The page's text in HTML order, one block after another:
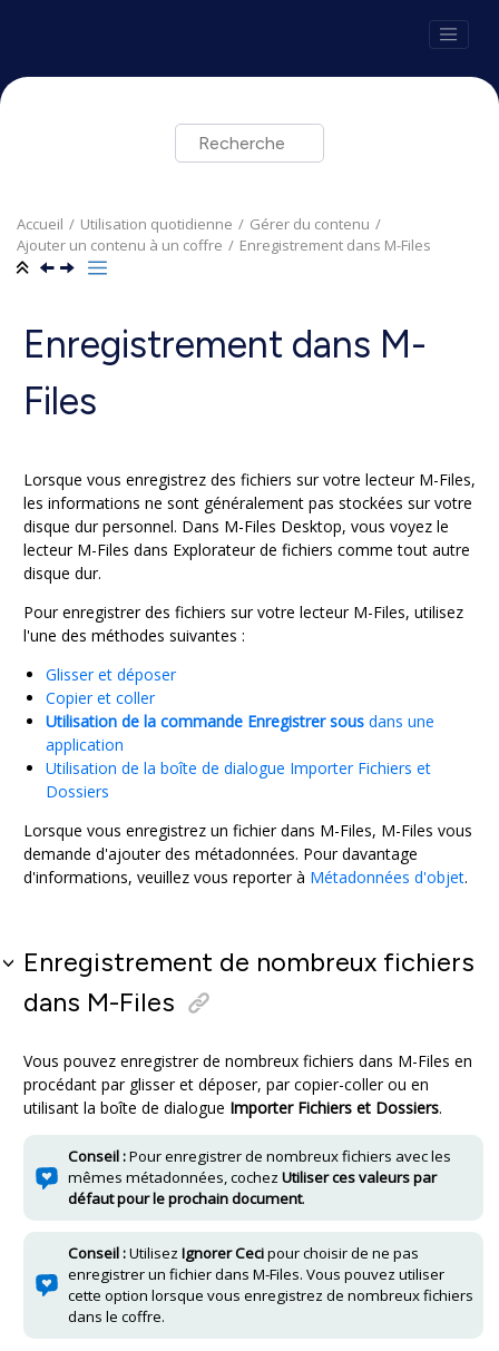
Accueil Utilisation quotidienne
Gérer du contenu
Ajouter un contenu à un coffre
Enregistrement dans M-Files
Enregistrement dans M-
Files
Lorsque vous enregistrez des fichiers sur votre lecteur M-Files,
les informations ne sont généralement pas stockées sur votre
disque dur personnel. Dans M-Files Desktop, vous voyez le
lecteur M-Files dans Explorateur de fichiers comme tout autre
disque dur.
Pour enregistrer des fichiers sur votre lecteur M-Files, utilisez
l'une des méthodes suivantes :
Glisser et déposer
Copier et coller
Utilisation de la commande Enregistrer sous dans une
application
Utilisation de la boîte de dialogue Importer Fichiers et
Dossiers
Lorsque vous enregistrez un fichier dans M-Files, M-Files vous
demande d'ajouter des métadonnées. Pour davantage
d'informations, veuillez vous reporter à Métadonnées d'objet.
Enregistrement de nombreux fichiers
dans M-Files
Vous pouvez enregistrer de nombreux fichiers dans M-Files en
procédant par glisser et déposer, par copier-coller ou en
utilisant la boîte de dialogue Importer Fichiers et Dossiers.
Conseil :Pour enregistrer de nombreux fichiers avec les
mêmes métadonnées, cochez Utiliser ces valeurs par
défaut pour le prochain document.
Conseil :Utilisez Ignorer Cecipour choisir de ne pas
enregistrer un fichier dans M-Files. Vous pouvez utiliser
cette option lorsque vous enregistrez de nombreux fichiers
dans le coffre.